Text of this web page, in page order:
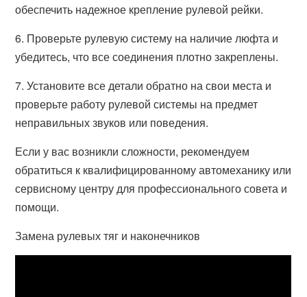
обеспечить надежное крепление рулевой рейки.
6. Проверьте рулевую систему на наличие люфта и
убедитесь, что все соединения плотно закреплены.
7. Установите все детали обратно на свои места и
проверьте работу рулевой системы на предмет
неправильных звуков или поведения.
Если у вас возникли сложности, рекомендуем
обратиться к квалифицированному автомеханику или
сервисному центру для профессионального совета и
помощи.
Замена рулевых тяг и наконечников